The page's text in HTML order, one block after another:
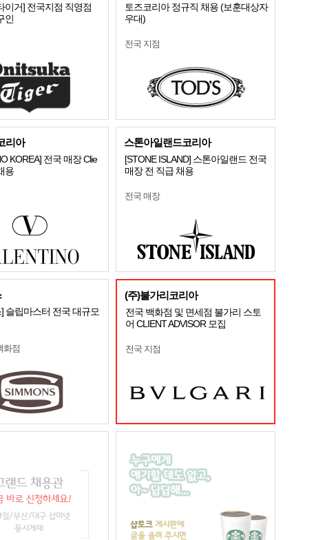
이거] 전국지점 직영점
인
토즈코리아 정규직 채용 (보훈대상자
우대)
전국 지점
리아
KOREA] 전국 매장 Clie
용
스톤아일랜드코리아
[STONE ISLAND] 스톤아일랜드 전국
매장 전 직급 채용
전국 매장
슬립마스터 전국 대규모
화점
(주)불가리코리아
전국 백화점 및 면세점 불가리 스토
어 CLIENT ADVISOR 모집
전국 지점